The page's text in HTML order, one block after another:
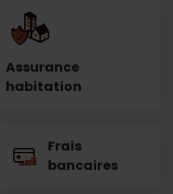
Assurance
habitation
Frais
bancaires